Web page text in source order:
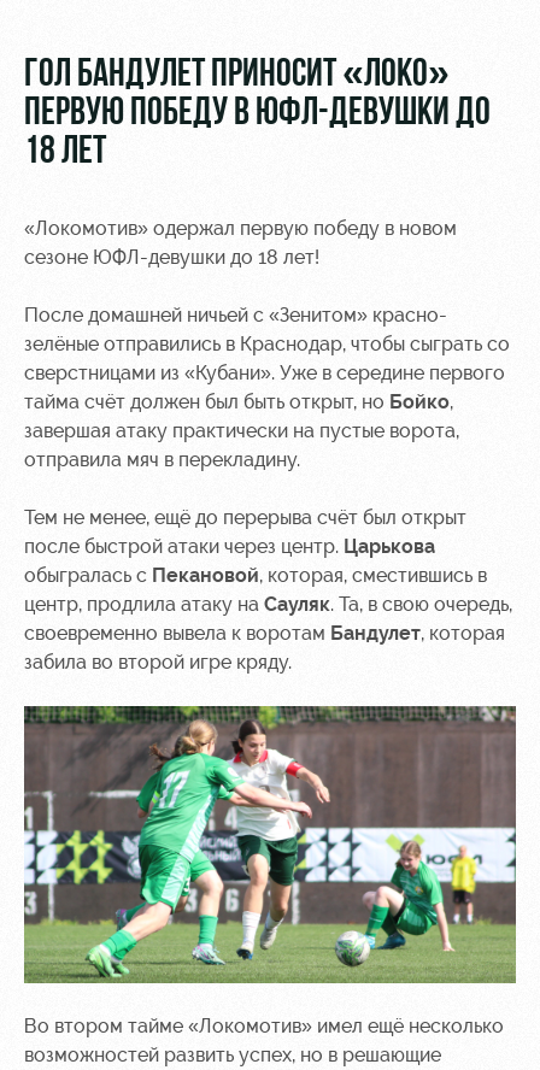
Фото
Места для
МГН
Организация
мероприятий
Аренда
полей
площадей
Ледовый
дворец
Занятия
спортом
Старт
Локо-Лето
Академия
Как
поступить
Руководство
Контакты
Академии
для
болельщиков
Банковская
карта
«Локомотив»
Заставки
Парковка
Карта
болельщика
Программа
лояльности
Информация
для
болельщиков
МГН
ГОЛ БАНДУЛЕТ ПРИНОСИТ «ЛОКО»
ПЕРВУЮ ПОБЕДУ В ЮФЛ-ДЕВУШКИ ДО
18 ЛЕТ
«Локомотив» одержал первую победу в новом
сезоне ЮФЛ-девушки до 18 лет!
После домашней ничьей с «Зенитом» красно-
зелёные отправились в Краснодар, чтобы сыграть со
сверстницами из «Кубани». Уже в середине первого
тайма счёт должен был быть открыт, но Бойко,
завершая атаку практически на пустые ворота,
отправила мяч в перекладину.
Тем не менее, ещё до перерыва счёт был открыт
после быстрой атаки через центр. Царькова
обыгралась с Пекановой, которая, сместившись в
центр, продлила атаку на Сауляк. Та, в свою очередь,
своевременно вывела к воротам Бандулет, которая
забила во второй игре кряду.
Во втором тайме «Локомотив» имел ещё несколько
возможностей развить успех, но в решающие